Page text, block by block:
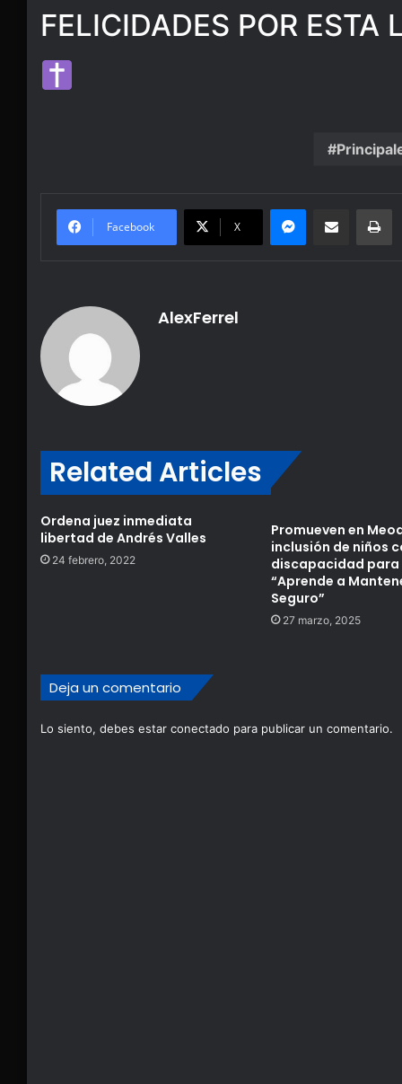
FELICIDADES POR ESTA
Facebook X
Messenger
Share via Email
AlexFerrel
Related Articles
Ordena juez inmediata
libertad de Andrés Valles
24 febrero, 2022
Promueven en
inclusión de niños
discapacidad para
“Aprende a
Seguro”
27 marzo, 2025
Deja un comentario
Lo siento, debes estar conectado para publicar un comentario.